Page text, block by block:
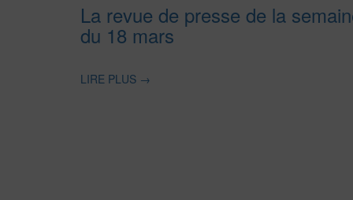
La revue de presse de la
du 18 mars
LIRE PLUS →